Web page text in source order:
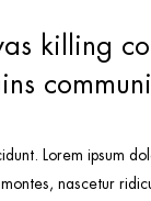
killing
Lorem ipsum
nascetur